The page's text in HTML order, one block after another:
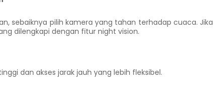
sebaiknya pilih kamera yang tahan terhadap cuaca. Jika
dilengkapi dengan fitur night vision.
dan akses jarak jauh yang lebih fleksibel.